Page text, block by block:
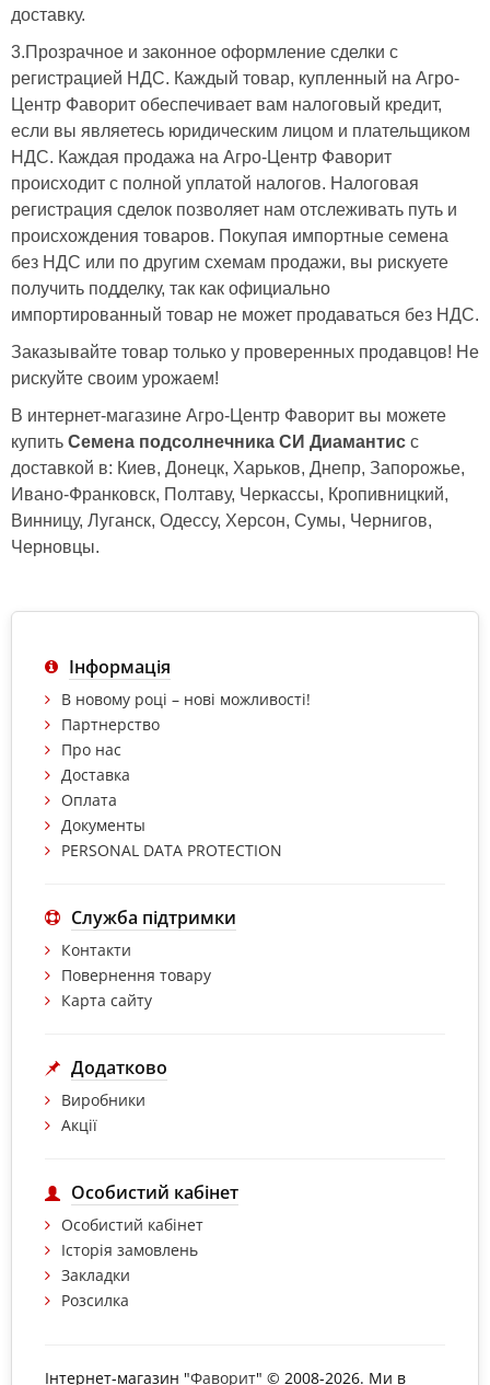
доставку.
3.Прозрачное и законное оформление сделки с
регистрацией НДС. Каждый товар, купленный на Агро-
Центр Фаворит обеспечивает вам налоговый кредит,
если вы являетесь юридическим лицом и плательщиком
НДС. Каждая продажа на Агро-Центр Фаворит
происходит с полной уплатой налогов. Налоговая
регистрация сделок позволяет нам отслеживать путь и
происхождения товаров. Покупая импортные семена
без НДС или по другим схемам продажи, вы рискуете
получить подделку, так как официально
импортированный товар не может продаваться без НДС.
Заказывайте товар только у проверенных продавцов! Не
рискуйте своим урожаем!
В интернет-магазине Агро-Центр Фаворит вы можете
купить Семена подсолнечника СИ Диамантис с
доставкой в: Киев, Донецк, Харьков, Днепр, Запорожье,
Ивано-Франковск, Полтаву, Черкассы, Кропивницкий,
Винницу, Луганск, Одессу, Херсон, Сумы, Чернигов,
Черновцы.
Інформація
В новому році – нові можливості!
Партнерство
Про нас
Доставка
Оплата
Документы
PERSONAL DATA PROTECTION
Служба підтримки
Контакти
Повернення товару
Карта сайту
Додатково
Виробники
Акції
Особистий кабінет
Особистий кабінет
Історія замовлень
Закладки
Розсилка
Інтернет-магазин "Фаворит" © 2008-2026. Ми в